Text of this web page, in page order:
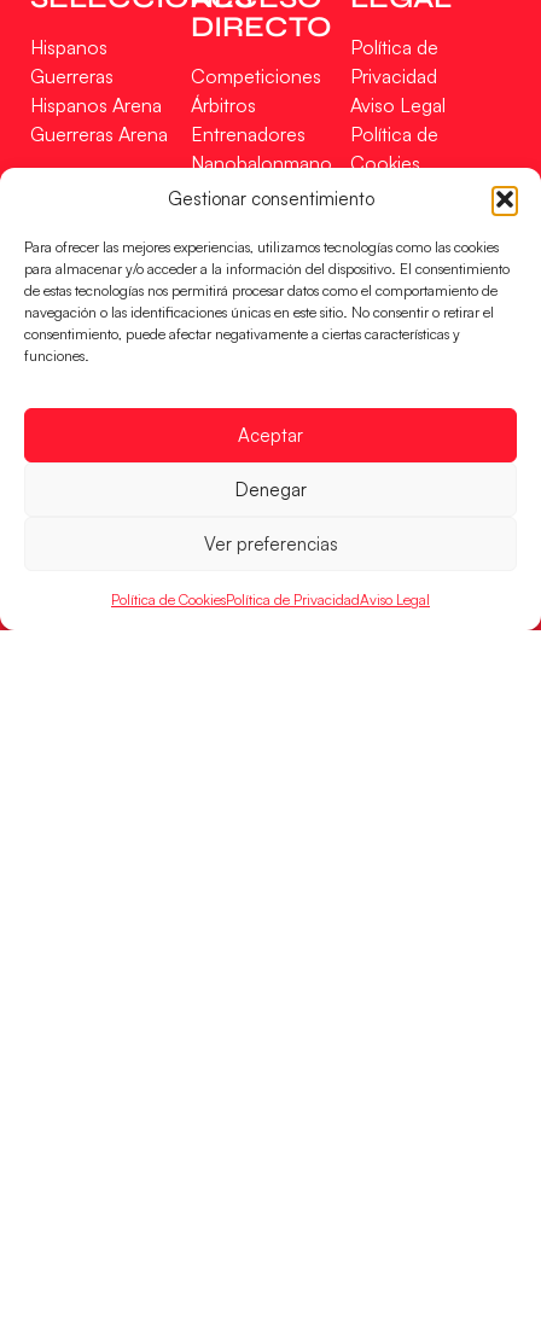
Gestionar consentimiento
Para ofrecer las mejores experiencias, utilizamos tecnologías como las cookies
para almacenar y/o acceder a la información del dispositivo. El consentimiento
de estas tecnologías nos permitirá procesar datos como el comportamiento de
navegación o las identificaciones únicas en este sitio. No consentir o retirar el
consentimiento, puede afectar negativamente a ciertas características y
funciones.
Aceptar
Denegar
Ver preferencias
Política de CookiesPolítica de PrivacidadAviso Legal
Hispanos
Guerreras
Hispanos Arena
Guerreras Arena
DIRECTO
Competiciones
Árbitros
Entrenadores
Nanobalonmano
Tienda
Política de
Privacidad
Aviso Legal
Política de
Cookies
Mapa Web
Incidencias
CONTACTO
EN
FINANCIADO
RFEBM © 2024. Todos los derechos reservados –
Desarrollado por